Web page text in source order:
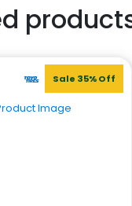
Sale 35% Off